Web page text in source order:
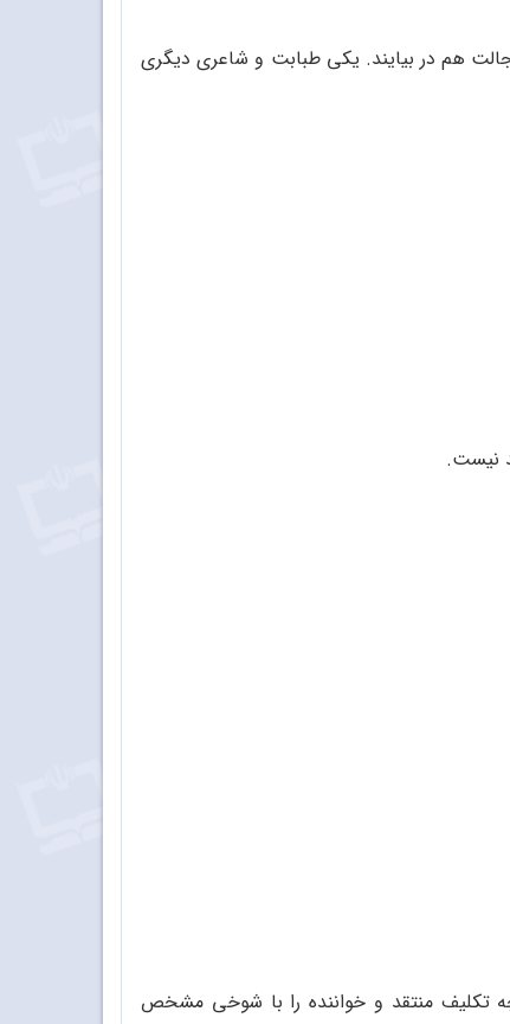
هم در بیایند. یکی طبابت و شاعری دیگری
نیست.
تکلیف منتقد و خواننده را با شوخی مشخص